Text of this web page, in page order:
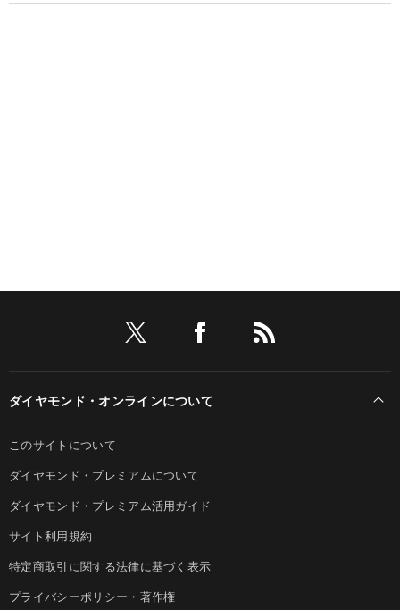
ダイヤモンド・オンラインについて
このサイトについて
ダイヤモンド・プレミアムについて
ダイヤモンド・プレミアム活用ガイド
サイト利用規約
特定商取引に関する法律に基づく表示
プライバシーポリシー・著作権